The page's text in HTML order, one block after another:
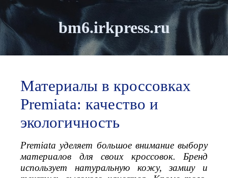
bm6.irkpress.ru
Материалы в кроссовках
Premiata: качество и
экологичность
Premiata уделяет большое внимание выбору
материалов для своих кроссовок. Бренд
использует натуральную кожу, замшу и